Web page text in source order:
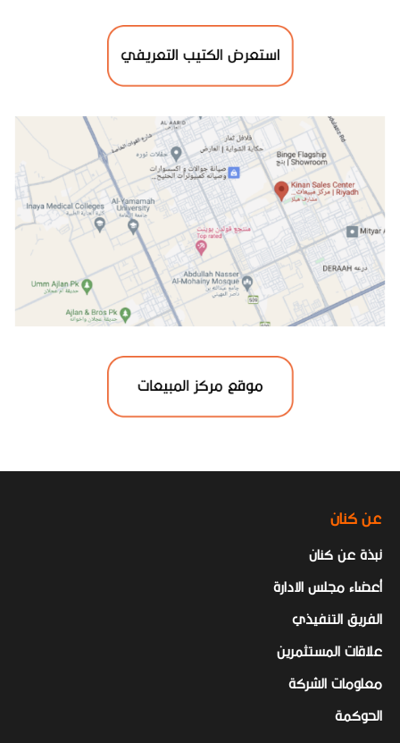
عن كنان
نبذة عن كنان
أعضاء مجلس الادارة
الفريق التنفيذي
علاقات المستثمرين
معلومات الشركة
الحوكمة